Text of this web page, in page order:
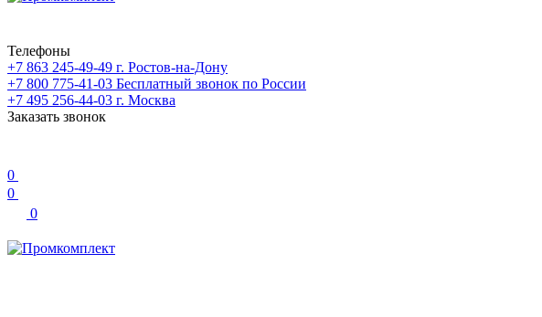
Телефоны
+7 863 245-49-49 г. Ростов-на-Дону
+7 800 775-41-03 Бесплатный звонок по России
+7 495 256-44-03 г. Москва
Заказать звонок
0
0
0